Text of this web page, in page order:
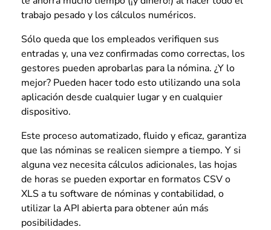
trabajo pesado y los cálculos numéricos.
Sólo queda que los empleados verifiquen sus
entradas y, una vez confirmadas como correctas, los
gestores pueden aprobarlas para la nómina. ¿Y lo
mejor? Pueden hacer todo esto utilizando una sola
aplicación desde cualquier lugar y en cualquier
dispositivo.
Este proceso automatizado, fluido y eficaz, garantiza
que las nóminas se realicen siempre a tiempo. Y si
alguna vez necesita cálculos adicionales, las hojas
de horas se pueden exportar en formatos CSV o
XLS a tu software de nóminas y contabilidad, o
utilizar la API abierta para obtener aún más
posibilidades.